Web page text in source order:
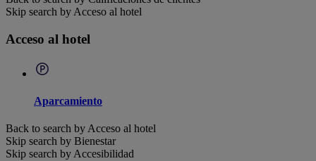
Skip search by Acceso al hotel
Acceso al hotel
Aparcamiento
Back to search by Acceso al hotel
Skip search by Bienestar
Skip search by Accesibilidad